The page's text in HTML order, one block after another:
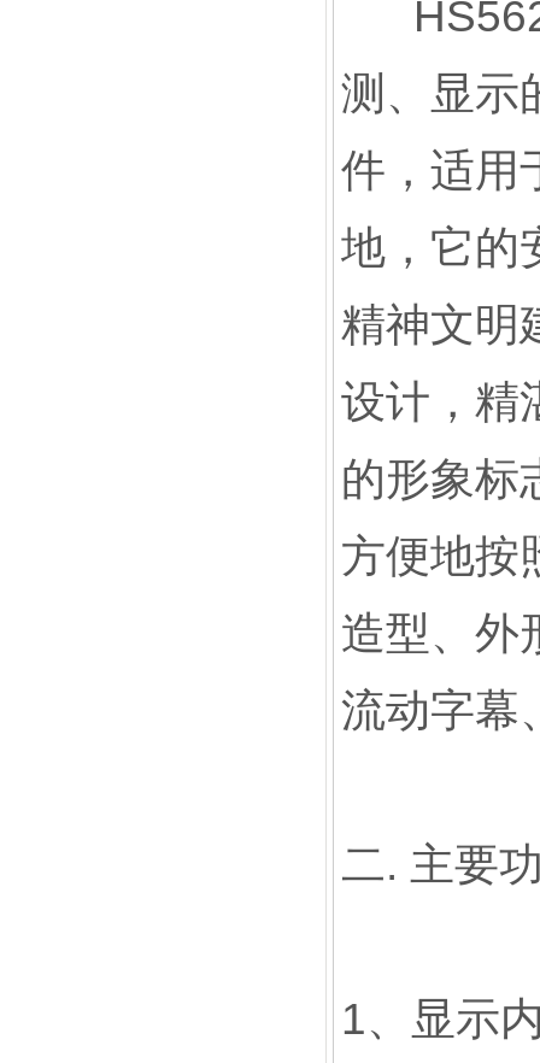
测、显示
件，适用
地，它的
精神文明
设计，精
的形象标
方便地按
造型、外
流动字幕
二. 主要
1、显示